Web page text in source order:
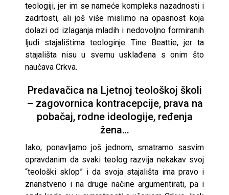
teologiji, jer im se nameće kompleks nazadnosti i
zadrtosti, ali još više mislimo na opasnost koja
dolazi od izlaganja mladih i nedovoljno formiranih
ljudi stajalištima teologinje Tine Beattie, jer ta
stajališta nisu u svemu usklađena s onim što
naučava Crkva.
Predavačica na Ljetnoj teološkoj školi
– zagovornica kontracepcije, prava na
pobačaj, rodne ideologije, ređenja
žena…
Iako, ponavljamo još jednom, smatramo sasvim
opravdanim da svaki teolog razvija nekakav svoj
“teološki sklop” i da svoja stajališta ima pravo i
znanstveno i na druge načine argumentirati, pa i